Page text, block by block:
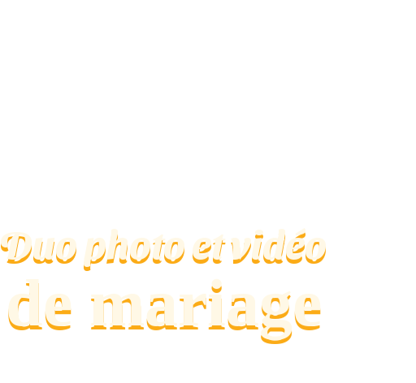
Duo photo et vidéo
de mariage